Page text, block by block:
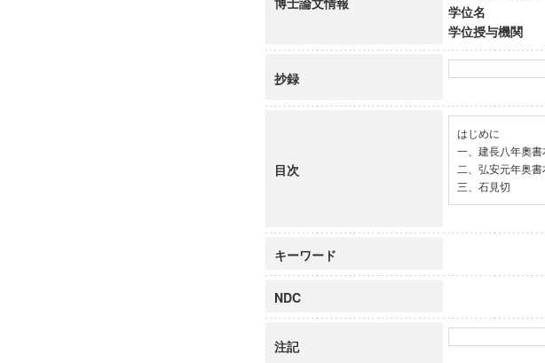
学位名
学位授与機関
抄録
目次
はじめに
一、建長八年奧書
二、弘安元年奥書
三、石見切
キーワード
NDC
注記